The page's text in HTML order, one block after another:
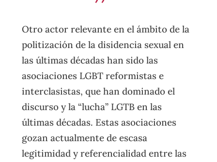
Otro actor relevante en el ámbito de la
politización de la disidencia sexual en
las últimas décadas han sido las
asociaciones LGBT reformistas e
interclasistas, que han dominado el
discurso y la “lucha” LGTB en las
últimas décadas. Estas asociaciones
gozan actualmente de escasa
legitimidad y referencialidad entre las